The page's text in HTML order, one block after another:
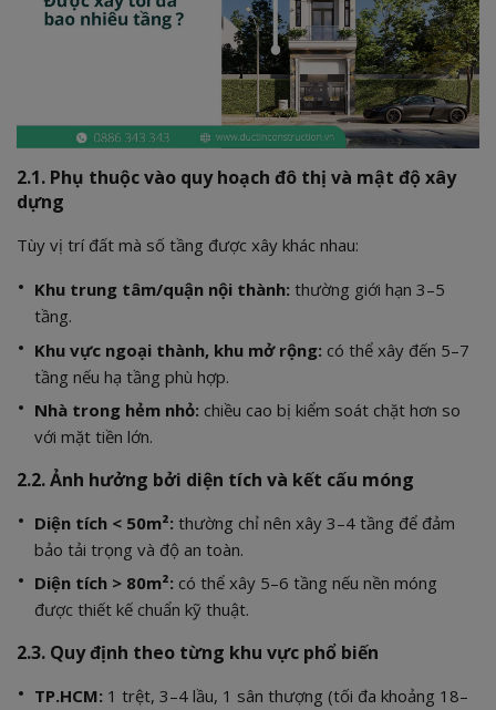
2.1. Phụ thuộc vào quy hoạch đô thị và mật độ xây
dựng
Tùy vị trí đất mà số tầng được xây khác nhau:
Khu trung tâm/quận nội thành: thường giới hạn 3–5
tầng.
Khu vực ngoại thành, khu mở rộng: có thể xây đến 5–7
tầng nếu hạ tầng phù hợp.
Nhà trong hẻm nhỏ: chiều cao bị kiểm soát chặt hơn so
với mặt tiền lớn.
2.2. Ảnh hưởng bởi diện tích và kết cấu móng
Diện tích < 50m²: thường chỉ nên xây 3–4 tầng để đảm
bảo tải trọng và độ an toàn.
Diện tích > 80m²: có thể xây 5–6 tầng nếu nền móng
được thiết kế chuẩn kỹ thuật.
2.3. Quy định theo từng khu vực phổ biến
TP.HCM: 1 trệt, 3–4 lầu, 1 sân thượng (tối đa khoảng 18–